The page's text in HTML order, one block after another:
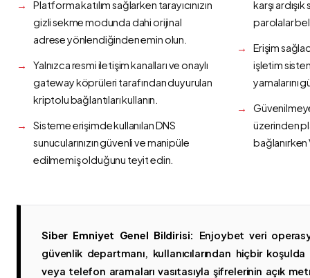
Platforma katılım sağlarken tarayıcınızın
gizli sekme modunda dahi orijinal
adrese yönlendiğinden emin olun.
Yalnızca resmi iletişim kanalları ve onaylı
gateway köprüleri tarafından duyurulan
kriptolu bağlantıları kullanın.
Sisteme erişimde kullanılan DNS
sunucularınızın güvenli ve manipüle
edilmemiş olduğunu teyit edin.
karşı
parolalar
Erişim
işletim
yamalarını
üzerinden
bağlanırken
Siber Emniyet Genel Bildirisi:
Enjoybet veri
güvenlik departmanı, kullanıcılarından hiçbir
veya telefon aramaları vasıtasıyla şifrelerinin açık